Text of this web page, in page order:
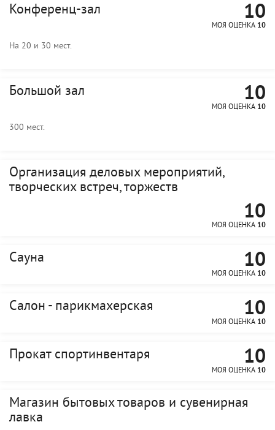
Конференц-зал 10
МОЯ ОЦЕНКА 10
На 20 и 30 мест.
Большой зал 10
МОЯ ОЦЕНКА 10
300 мест.
Организация деловых мероприятий,
творческих встреч, торжеств
10
МОЯ ОЦЕНКА 10
Сауна 10
МОЯ ОЦЕНКА 10
Салон - парикмахерская 10
МОЯ ОЦЕНКА 10
Прокат спортинвентаря 10
МОЯ ОЦЕНКА 10
Магазин бытовых товаров и сувенирная
лавка